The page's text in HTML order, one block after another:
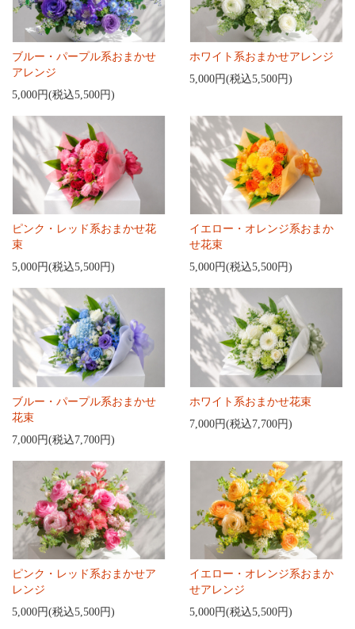
ブルー・パープル系おまかせ
アレンジ
5,000円(税込5,500円)
ホワイト系おまかせアレンジ
5,000円(税込5,500円)
ピンク・レッド系おまかせ花
束
5,000円(税込5,500円)
イエロー・オレンジ系おまか
せ花束
5,000円(税込5,500円)
ブルー・パープル系おまかせ
花束
7,000円(税込7,700円)
ホワイト系おまかせ花束
7,000円(税込7,700円)
ピンク・レッド系おまかせア
レンジ
5,000円(税込5,500円)
イエロー・オレンジ系おまか
せアレンジ
5,000円(税込5,500円)